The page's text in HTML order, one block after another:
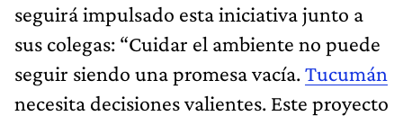
seguirá impulsado esta iniciativa junto a
sus colegas: “Cuidar el ambiente no puede
seguir siendo una promesa vacía.Tucumán
necesita decisiones valientes. Este proyecto